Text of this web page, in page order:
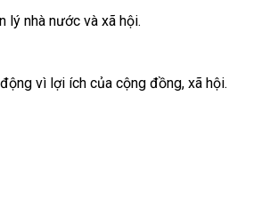
lý nhà nước và xã hội.
vì lợi ích của cộng đồng, xã hội.